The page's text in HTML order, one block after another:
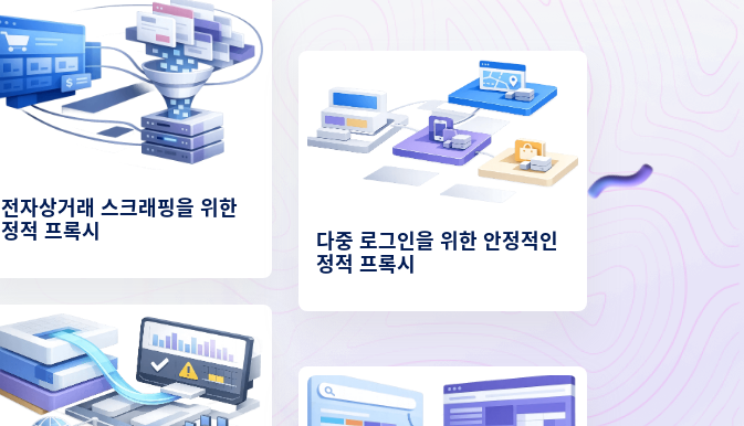
전자상거래 스크래핑을 위한
정적 프록시
다중 로그인을 위한 안정적인
정적 프록시